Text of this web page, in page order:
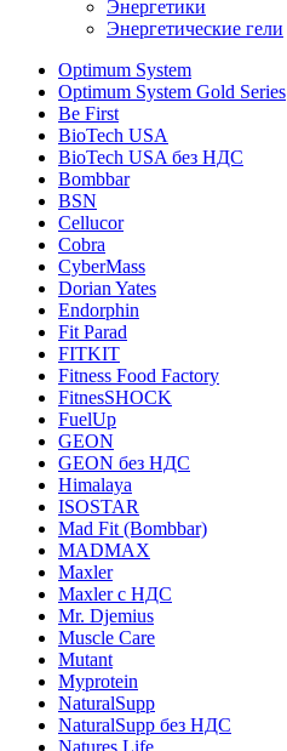
Энергетики
Энергетические гели
Optimum System
Optimum System Gold Series
Be First
BioTech USA
BioTech USA без НДС
Bombbar
BSN
Cellucor
Cobra
CyberMass
Dorian Yates
Endorphin
Fit Parad
FITKIT
Fitness Food Factory
FitnesSHOCK
FuelUp
GEON
GEON без НДС
Himalaya
ISOSTAR
Mad Fit (Bombbar)
MADMAX
Maxler
Maxler с НДС
Mr. Djemius
Muscle Care
Mutant
Myprotein
NaturalSupp
NaturalSupp без НДС
Natures Life